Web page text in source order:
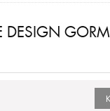
DESIGN